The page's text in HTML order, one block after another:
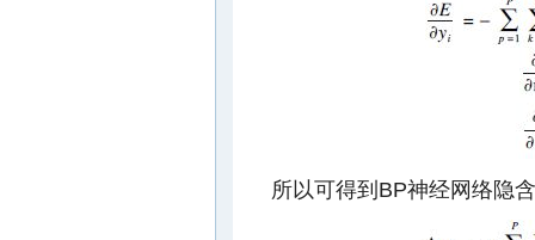
所以可得到BP神经网络隐